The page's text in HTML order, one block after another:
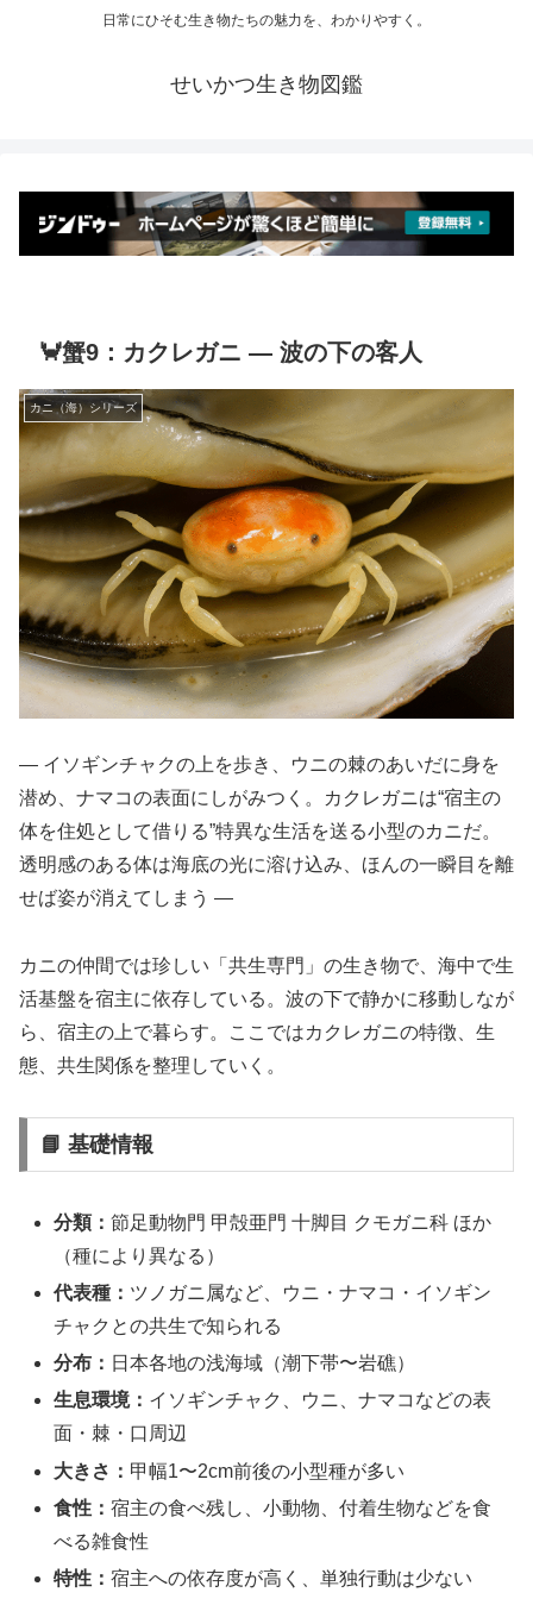
日常にひそむ生き物たちの魅力を、わかりやすく。
せいかつ生き物図鑑
🦀蟹9：カクレガニ ― 波の下の客人
カニ（海）シリーズ
― イソギンチャクの上を歩き、ウニの棘のあいだに身を
潜め、ナマコの表面にしがみつく。カクレガニは“宿主の
体を住処として借りる”特異な生活を送る小型のカニだ。
透明感のある体は海底の光に溶け込み、ほんの一瞬目を離
せば姿が消えてしまう ―
カニの仲間では珍しい「共生専門」の生き物で、海中で生
活基盤を宿主に依存している。波の下で静かに移動しなが
ら、宿主の上で暮らす。ここではカクレガニの特徴、生
態、共生関係を整理していく。
📘 基礎情報
分類：節足動物門 甲殻亜門 十脚目 クモガニ科 ほか
（種により異なる）
代表種： ツノガニ属など、ウニ・ナマコ・イソギン
チャクとの共生で知られる
分布： 日本各地の浅海域（潮下帯〜岩礁）
生息環境： イソギンチャク、ウニ、ナマコなどの表
面・棘・口周辺
大きさ： 甲幅1〜2cm前後の小型種が多い
食性：宿主の食べ残し、小動物、付着生物などを食
べる雑食性
特性：宿主への依存度が高く、単独行動は少ない